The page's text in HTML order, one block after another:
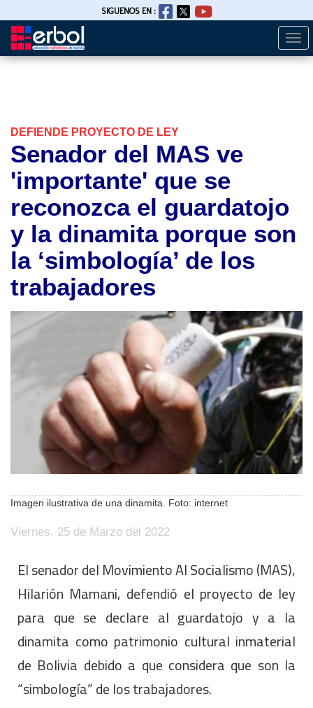
Pasar
SIGUENOS EN :
DEFIENDE PROYECTO DE LEY
Senador del MAS ve
'importante' que se
reconozca el guardatojo
y la dinamita porque son
la ‘simbología’ de los
trabajadores
Imagen ilustrativa de una dinamita. Foto: internet
Viernes, 25 de Marzo del 2022
El senador del Movimiento Al Socialismo (MAS),
Hilarión Mamani, defendió el proyecto de ley
para que se declare al guardatojo y a la
dinamita como patrimonio cultural inmaterial
de Bolivia debido a que considera que son la
“simbología” de los trabajadores.